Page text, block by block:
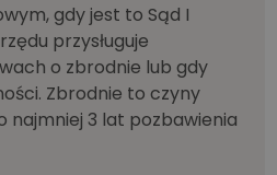
gdy jest to Sąd I
przysługuje
o zbrodnie lub gdy
Zbrodnie to czyny
najmniej 3 lat pozbawienia